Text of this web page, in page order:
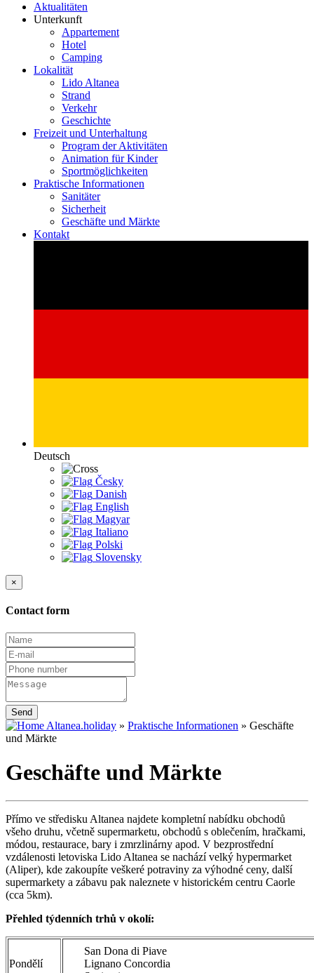
Aktualitäten
Unterkunft
Appartement
Hotel
Camping
Lokalität
Lido Altanea
Strand
Verkehr
Geschichte
Freizeit und Unterhaltung
Program der Aktivitäten
Animation für Kinder
Sportmöglichkeiten
Praktische Informationen
Sanitäter
Sicherheit
Geschäfte und Märkte
Kontakt
Deutsch
Česky
Danish
English
Magyar
Italiano
Polski
Slovensky
×
Contact form
Send
Altanea.holiday » Praktische Informationen » Geschäfte
und Märkte
Geschäfte und Märkte
Přímo ve středisku Altanea najdete kompletní nabídku obchodů
všeho druhu, včetně supermarketu, obchodů s oblečením, hračkami,
módou, restaurace, bary i zmrzlinárny apod. V bezprostřední
vzdálenosti letoviska Lido Altanea se nachází velký hypermarket
(Aliper), kde zakoupíte veškeré potraviny za výhodné ceny, další
supermarkety a zábavu pak naleznete v historickém centru Caorle
(cca 5km).
Přehled týdenních trhů v okolí:
Pondělí
San Dona di Piave
Lignano Concordia